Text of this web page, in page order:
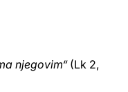
njegovim“(Lk 2,